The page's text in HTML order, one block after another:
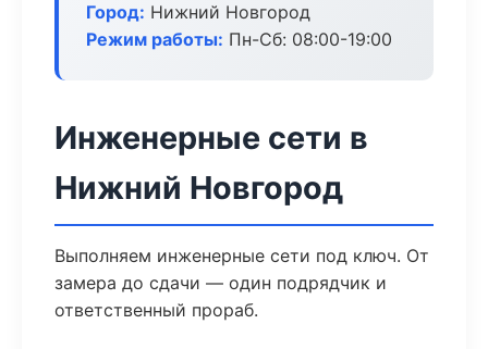
Город: Нижний Новгород
Режим работы: Пн-Сб: 08:00-19:00
Инженерные сети в
Нижний Новгород
Выполняем инженерные сети под ключ. От
замера до сдачи — один подрядчик и
ответственный прораб.